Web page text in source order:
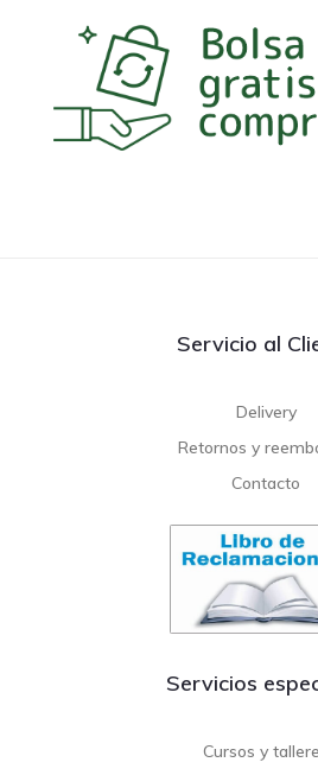
Servicio al
Delivery
Retornos y
Contacto
Servicios
Cursos y